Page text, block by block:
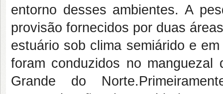
entorno desses ambientes. A
provisão fornecidos por duas
estuário sob clima semiárido e
foram conduzidos no
Grande do